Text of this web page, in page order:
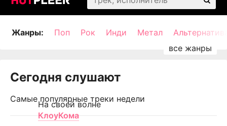
Жанры: Поп Рок Инди Метал
Сегодня слушают
Самые популярные треки недели
На своей волне
КлоуКома